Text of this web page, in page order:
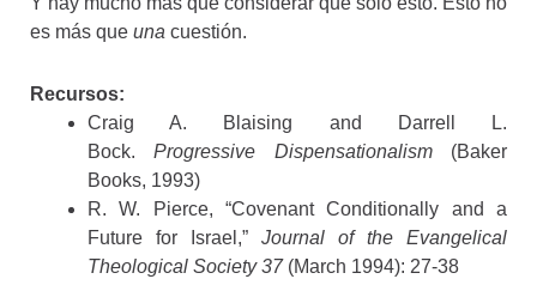
es más que una cuestión.
Recursos:
Craig A. Blaising and Darrell L.
Bock.Progressive Dispensationalism(Baker
Books, 1993)
R. W. Pierce, “Covenant Conditionally and a
Future for Israel,” Journal of the Evangelical
Theological Society 37(March 1994): 27-38